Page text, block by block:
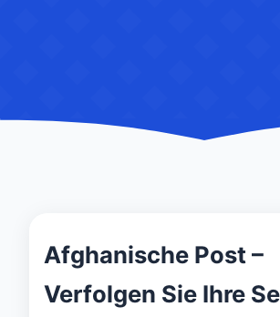
Afghanische Post –
Verfolgen Sie Ihre